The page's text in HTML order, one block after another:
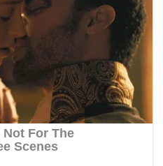
dukungan dari para
Heni yang mengaku
anaknya dalam